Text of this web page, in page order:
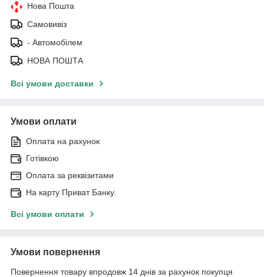
Нова Пошта
Самовивіз
- Автомобілем
НОВА ПОШТА
Всі умови доставки
Умови оплати
Оплата на рахунок
Готівкою
Оплата за реквізитами
На карту Приват Банку.
Всі умови оплати
Умови повернення
Повернення товару впродовж 14 днів за рахунок покупця